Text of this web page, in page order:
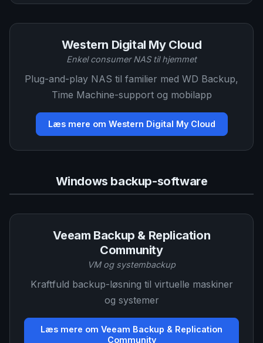
Western Digital My Cloud
Enkel consumer NAS til hjemmet
Plug-and-play NAS til familier med WD Backup,
Time Machine-support og mobilapp
Læs mere om Western Digital My Cloud
Windows backup-software
Veeam Backup & Replication
Community
VM og systembackup
Kraftfuld backup-løsning til virtuelle maskiner
og systemer
Læs mere om Veeam Backup & Replication
Community